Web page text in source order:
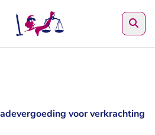
voor verkrachting